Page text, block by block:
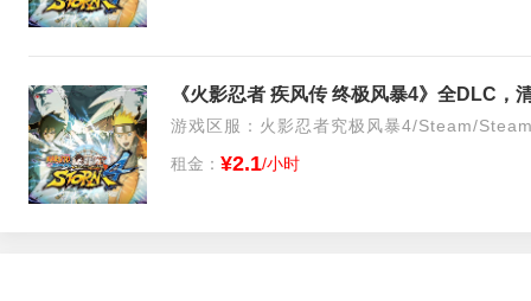
《火影忍者 疾风传 终极风暴4》全DLC，
游戏区服：火影忍者究极风暴4/Steam/
租金： ¥2.1/小时